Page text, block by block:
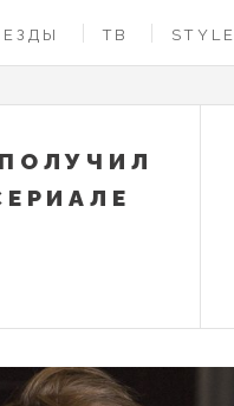
ТВ STYLE